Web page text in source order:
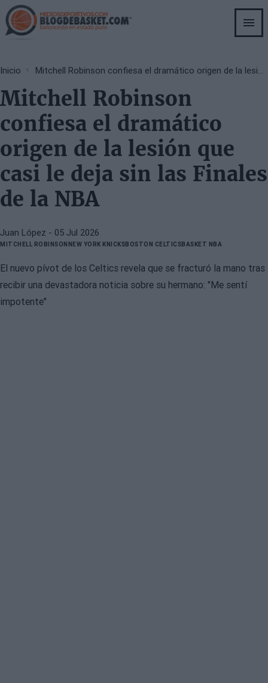
Skip
to
main
Breadcrumb
Inicio Mitchell Robinson confiesa el dramático origen de la lesión que casi le deja sin las Finales de la NBA
Mitchell Robinson
confiesa el dramático
origen de la lesión que
casi le deja sin las Finales
de la NBA
Juan López - 05 Jul 2026
MITCHELL ROBINSON NEW YORK KNICKSBOSTON CELTICSBASKET NBA
El nuevo pívot de los Celtics revela que se fracturó la mano tras
recibir una devastadora noticia sobre su hermano: "Me sentí
impotente"